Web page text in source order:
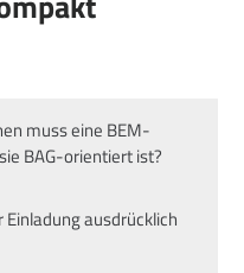
muss eine BEM-
BAG-orientiert ist?
ausdrücklich